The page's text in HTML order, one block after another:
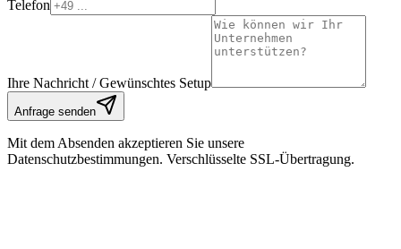
Telefon
Ihre Nachricht / Gewünschtes Setup
Anfrage senden
Mit dem Absenden akzeptieren Sie unsere
Datenschutzbestimmungen. Verschlüsselte SSL-Übertragung.